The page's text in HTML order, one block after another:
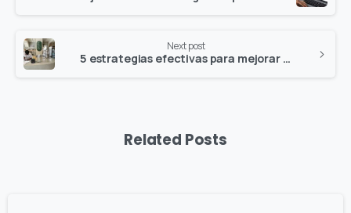
Next post
5 estrategias efectivas para mejorar el control de inventario en tu restaurante
Related Posts